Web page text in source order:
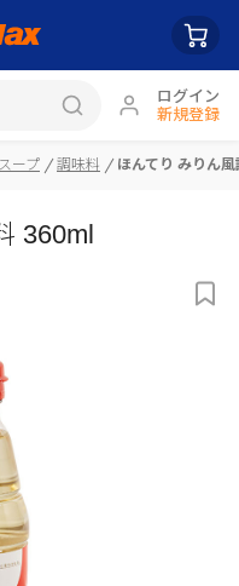
ログイン
新規登録
ープ 調味料 ほんてり みりん
360ml